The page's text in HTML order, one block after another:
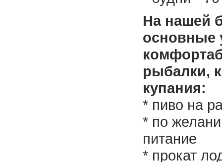
На нашей
основные
рыбалки,
купания:
* пиво на
* по
питание
* прокат